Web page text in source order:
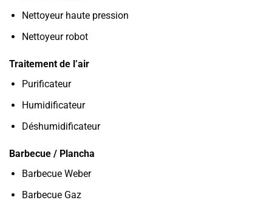
Nettoyeur haute pression
Nettoyeur robot
Traitement de l’air
Purificateur
Humidificateur
Déshumidificateur
Barbecue / Plancha
Barbecue Weber
Barbecue Gaz